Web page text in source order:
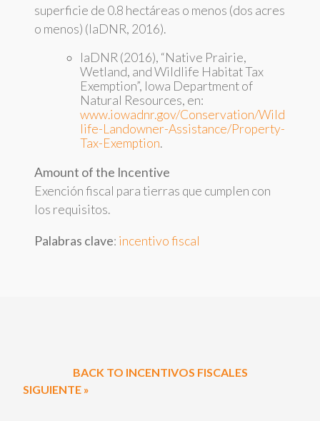
superficie de 0.8 hectáreas o menos (dos acres
o menos) (IaDNR, 2016).
IaDNR (2016), “Native Prairie,
Wetland, and Wildlife Habitat Tax
Exemption”, Iowa Department of
Natural Resources, en:
www.iowadnr.gov/Conservation/Wild
life-Landowner-Assistance/Property-
Tax-Exemption.
Amount of the Incentive
Exención fiscal para tierras que cumplen con
los requisitos.
Palabras clave: incentivo fiscal
BACK TO INCENTIVOS FISCALES
SIGUIENTE »